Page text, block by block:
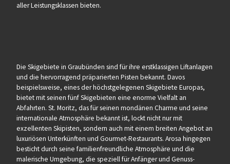
aller Leistungsklassen bieten.
Die Skigebiete in Graubünden sind für ihre erstklassigen Liftanlagen
und die hervorragend präparierten Pisten bekannt. Davos
beispielsweise, eines der höchstgelegenen Skigebiete Europas,
bietet mit seinen fünf Skigebieten eine enorme Vielfalt an
Abfahrten. St. Moritz, das für seinen mondänen Charme und seine
internationale Atmosphäre bekannt ist, lockt nicht nur mit
exzellenten Skipisten, sondern auch mit einem breiten Angebot an
luxuriösen Unterkünften und Gourmet-Restaurants. Arosa hingegen
besticht durch seine familienfreundliche Atmosphäre und die
malerische Umgebung, die speziell für Anfänger und Genuss-